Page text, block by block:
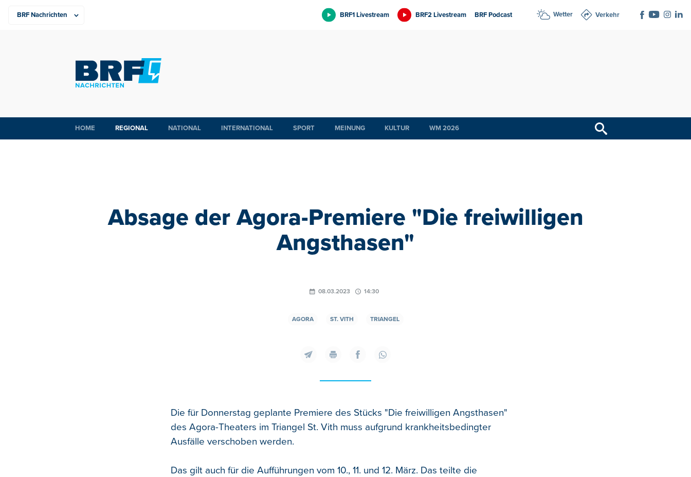
BRF1 Livestream BRF2 Livestream BRF Podcast Wetter Verkehr
HOME REGIONAL NATIONAL INTERNATIONAL SPORT MEINUNG KULTUR WM 2026
Absage der Agora-Premiere "Die freiwilligen
Angsthasen"
08.03.2023 14:30
AGORA ST. VITH TRIANGEL
Die für Donnerstag geplante Premiere des Stücks "Die freiwilligen Angsthasen"
des Agora-Theaters im Triangel St. Vith muss aufgrund krankheitsbedingter
Ausfälle verschoben werden.
Das gilt auch für die Aufführungen vom 10., 11. und 12. März. Das teilte die